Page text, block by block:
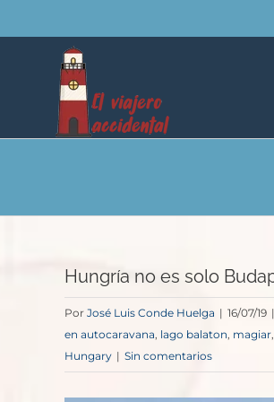
al
contenido
Hungría no es solo
Por José Luis Conde Huelga | 16/07/19 |
en autocaravana, lago balaton, magiar,
Hungary | Sin comentarios